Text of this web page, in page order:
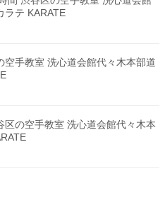
ラテ KARATE
空手教室 洗心道会館代々木本部道
区の空手教室 洗心道会館代々木本